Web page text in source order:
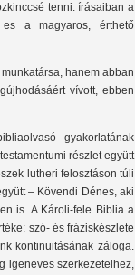
tenni: írásaiban a
a magyaros, érthető
hanem abban
vívott, ebben
gyakorlatának
részlet együtt
lutheri felosztáson túli
– Kövendi Dénes, aki
is. A Károli-fele Biblia a
szó- és fráziskészlete
kontinuitásának záloga.
igeneves szerkezeteihez,